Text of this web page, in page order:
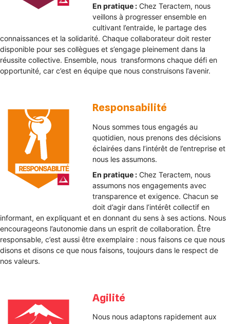
En pratique : Chez Teractem, nous
veillons à progresser ensemble en
cultivant l’entraide, le partage des
connaissances et la solidarité. Chaque collaborateur doit rester
disponible pour ses collègues et s’engage pleinement dans la
réussite collective. Ensemble, nous transformons chaque défi en
opportunité, car c’est en équipe que nous construisons l’avenir.
Responsabilité
Nous sommes tous engagés au
quotidien, nous prenons des décisions
éclairées dans l’intérêt de l’entreprise et
nous les assumons.
En pratique : Chez Teractem, nous
assumons nos engagements avec
transparence et exigence. Chacun se
doit d’agir dans l’intérêt collectif en
informant, en expliquant et en donnant du sens à ses actions. Nous
encourageons l’autonomie dans un esprit de collaboration. Être
responsable, c’est aussi être exemplaire : nous faisons ce que nous
disons et disons ce que nous faisons, toujours dans le respect de
nos valeurs.
Agilité
Nous nous adaptons rapidement aux